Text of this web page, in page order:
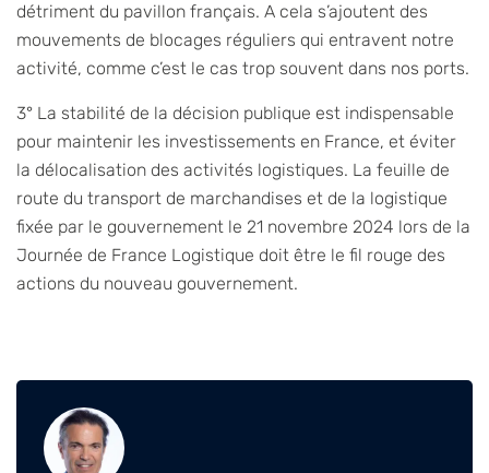
détriment du pavillon français. A cela s’ajoutent des
mouvements de blocages réguliers qui entravent notre
activité, comme c’est le cas trop souvent dans nos ports.
3° La stabilité de la décision publique est indispensable
pour maintenir les investissements en France, et éviter
la délocalisation des activités logistiques. La feuille de
route du transport de marchandises et de la logistique
fixée par le gouvernement le 21 novembre 2024 lors de la
Journée de France Logistique doit être le fil rouge des
actions du nouveau gouvernement.